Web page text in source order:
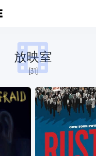
放映室
[31]